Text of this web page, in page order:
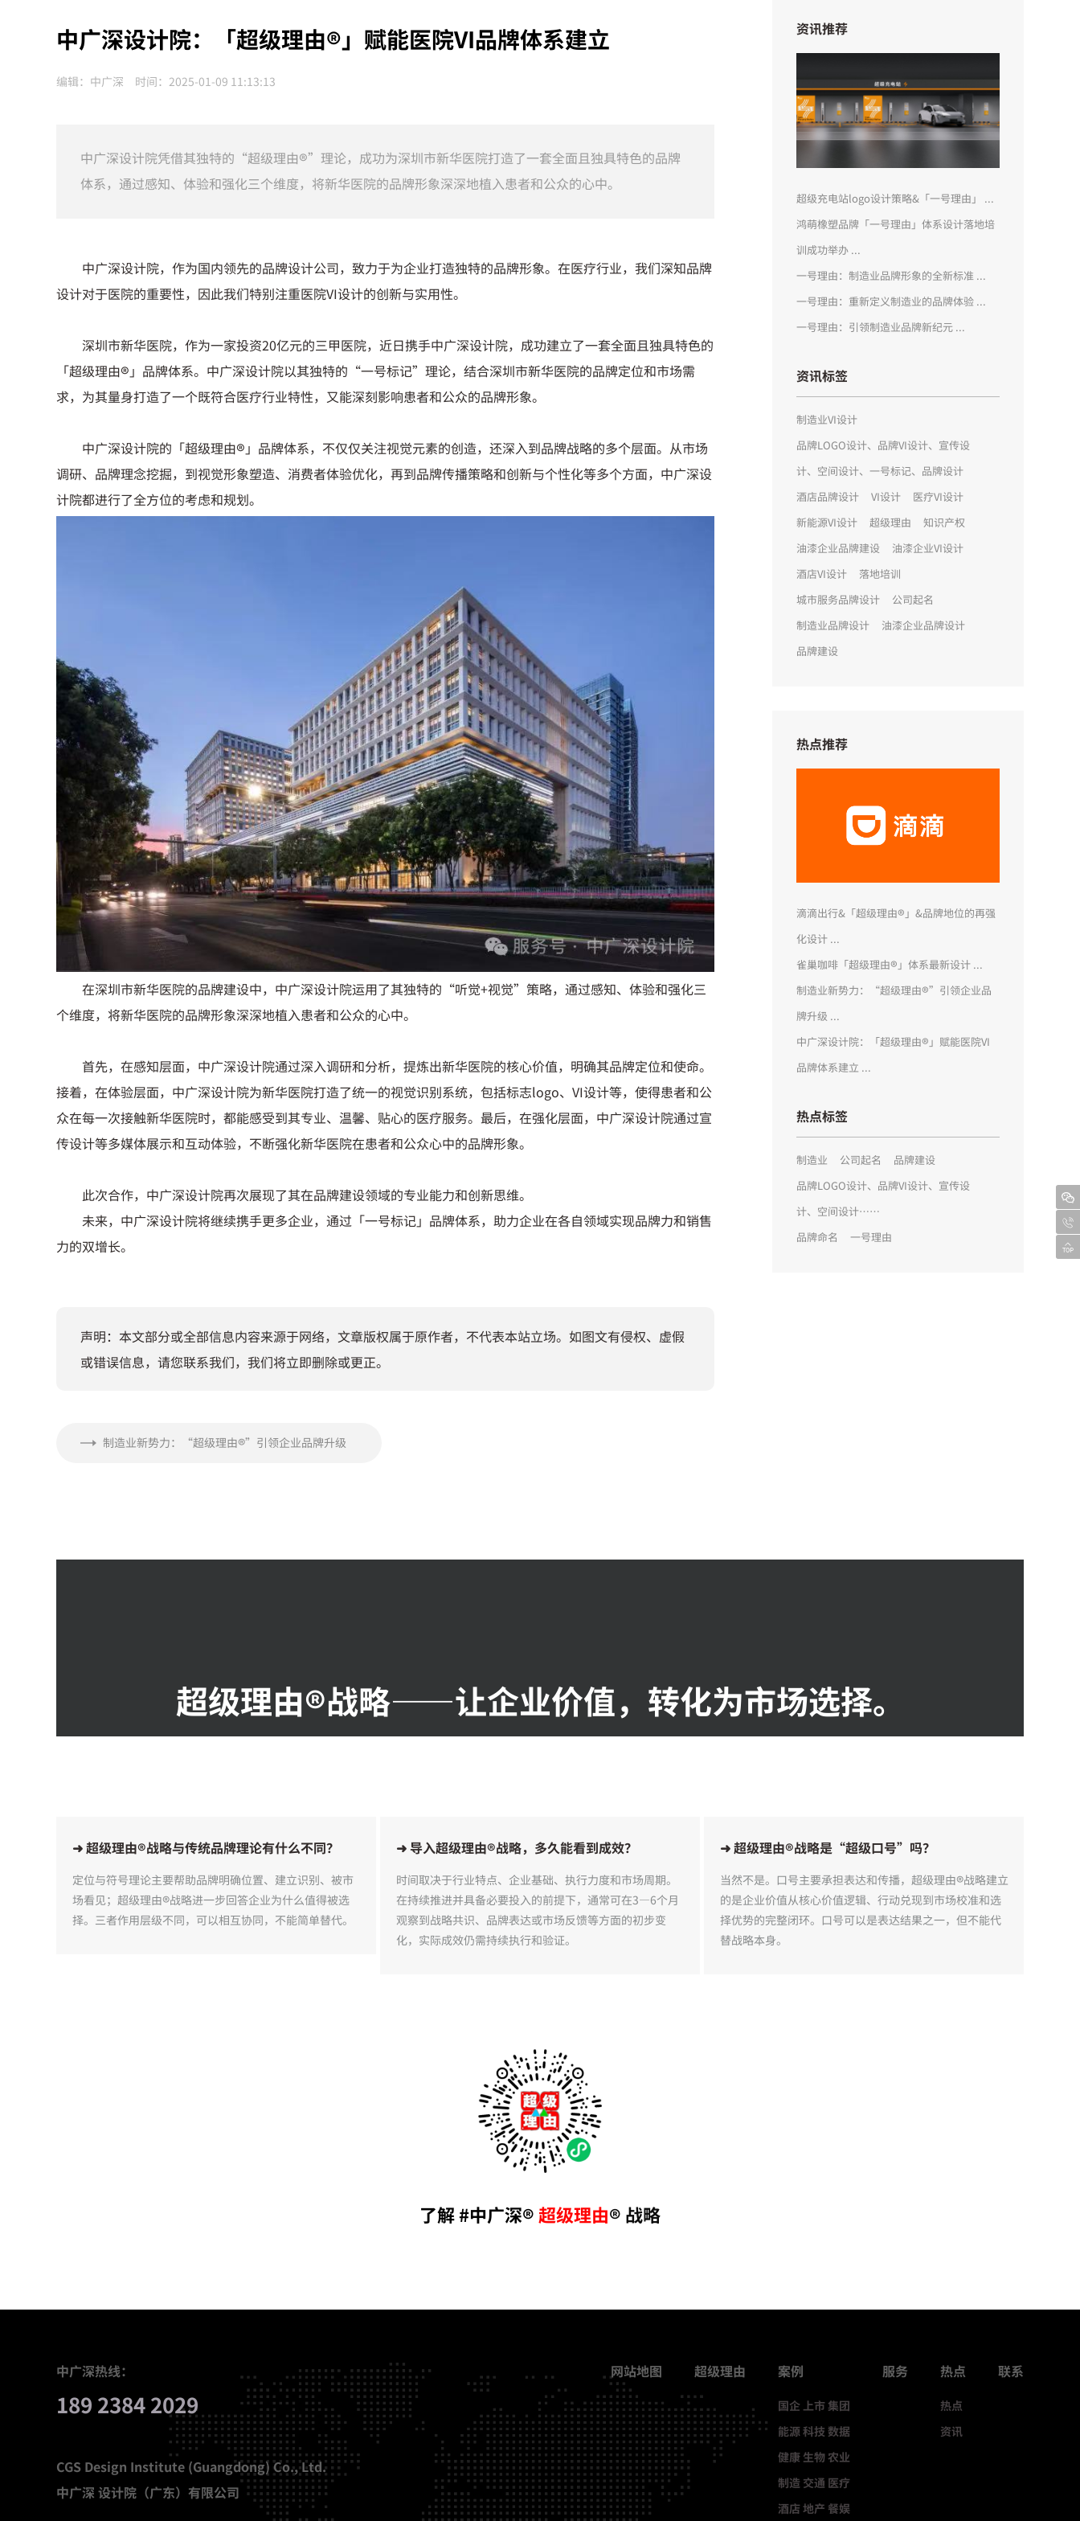
中广深设计院：「超级理由®」赋能医院VI品牌体系建立
编辑：中广深 时间：2025-01-09 11:13:13
中广深设计院凭借其独特的“超级理由®”理论，成功为深圳市新华医院打造了一套全面且独具特色的品牌
体系，通过感知、体验和强化三个维度，将新华医院的品牌形象深深地植入患者和公众的心中。
中广深设计院，作为国内领先的品牌设计公司，致力于为企业打造独特的品牌形象。在医疗行业，我们深知品牌
设计对于医院的重要性，因此我们特别注重医院VI设计的创新与实用性。
深圳市新华医院，作为一家投资20亿元的三甲医院，近日携手中广深设计院，成功建立了一套全面且独具特色的
「超级理由®」品牌体系。中广深设计院以其独特的“一号标记”理论，结合深圳市新华医院的品牌定位和市场需
求，为其量身打造了一个既符合医疗行业特性，又能深刻影响患者和公众的品牌形象。
中广深设计院的「超级理由®」品牌体系，不仅仅关注视觉元素的创造，还深入到品牌战略的多个层面。从市场
调研、品牌理念挖掘，到视觉形象塑造、消费者体验优化，再到品牌传播策略和创新与个性化等多个方面，中广深设
计院都进行了全方位的考虑和规划。
在深圳市新华医院的品牌建设中，中广深设计院运用了其独特的“听觉+视觉”策略，通过感知、体验和强化三
个维度，将新华医院的品牌形象深深地植入患者和公众的心中。
首先，在感知层面，中广深设计院通过深入调研和分析，提炼出新华医院的核心价值，明确其品牌定位和使命。
接着，在体验层面，中广深设计院为新华医院打造了统一的视觉识别系统，包括标志logo、VI设计等，使得患者和公
众在每一次接触新华医院时，都能感受到其专业、温馨、贴心的医疗服务。最后，在强化层面，中广深设计院通过宣
传设计等多媒体展示和互动体验，不断强化新华医院在患者和公众心中的品牌形象。
此次合作，中广深设计院再次展现了其在品牌建设领域的专业能力和创新思维。
未来，中广深设计院将继续携手更多企业，通过「一号标记」品牌体系，助力企业在各自领域实现品牌力和销售
力的双增长。
声明：本文部分或全部信息内容来源于网络，文章版权属于原作者，不代表本站立场。如图文有侵权、虚假
或错误信息，请您联系我们，我们将立即删除或更正。
制造业新势力：“超级理由®”引领企业品牌升级
资讯推荐
超级充电站logo设计策略&「一号理由」 ...
鸿萌橡塑品牌「一号理由」体系设计落地培
训成功举办 ...
一号理由：制造业品牌形象的全新标准 ...
一号理由：重新定义制造业的品牌体验 ...
一号理由：引领制造业品牌新纪元 ...
资讯标签
制造业VI设计
品牌LOGO设计、品牌VI设计、宣传设
计、空间设计、一号标记、品牌设计
酒店品牌设计
VI设计
医疗VI设计
新能源VI设计
超级理由
知识产权
油漆企业品牌建设
油漆企业VI设计
酒店VI设计
落地培训
城市服务品牌设计
公司起名
制造业品牌设计
油漆企业品牌设计
品牌建设
热点推荐
滴滴出行&「超级理由®」&品牌地位的再强
化设计 ...
雀巢咖啡「超级理由®」体系最新设计 ...
制造业新势力：“超级理由®”引领企业品
牌升级 ...
中广深设计院：「超级理由®」赋能医院VI
品牌体系建立 ...
热点标签
制造业 公司起名
品牌建设
品牌LOGO设计、品牌VI设计、宣传设
计、空间设计……
品牌命名
一号理由
超级理由®战略——让企业价值，转化为市场选择。
➜ 超级理由®战略与传统品牌理论有什么不同？
定位与符号理论主要帮助品牌明确位置、建立识别、被市
场看见；超级理由®战略进一步回答企业为什么值得被选
择。三者作用层级不同，可以相互协同，不能简单替代。
➜ 导入超级理由®战略，多久能看到成效？
时间取决于行业特点、企业基础、执行力度和市场周期。
在持续推进并具备必要投入的前提下，通常可在3—6个月
观察到战略共识、品牌表达或市场反馈等方面的初步变
化，实际成效仍需持续执行和验证。
➜ 超级理由®战略是“超级口号”吗？
当然不是。口号主要承担表达和传播，超级理由®战略建立
的是企业价值从核心价值逻辑、行动兑现到市场校准和选
择优势的完整闭环。口号可以是表达结果之一，但不能代
替战略本身。
了解#中广深® 超级理由® 战略
中广深热线：
189 2384 2029
CGS Design Institute (Guangdong) Co., Ltd.
中广深 设计院（广东）有限公司
网站地图 超级理由 案例
国企 上市 集团
能源 科技 数据
健康 生物 农业
制造 交通 医疗
酒店 地产 餐娱
服务 热点
热点
资讯
联系